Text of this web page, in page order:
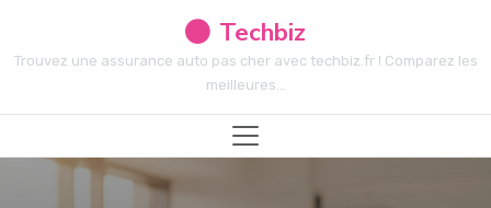
Techbiz
Trouvez une assurance auto pas cher avec techbiz.fr ! Comparez les
meilleures...